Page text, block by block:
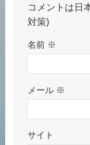
コメントは日
対策)
名前 ※
メール ※
サイト